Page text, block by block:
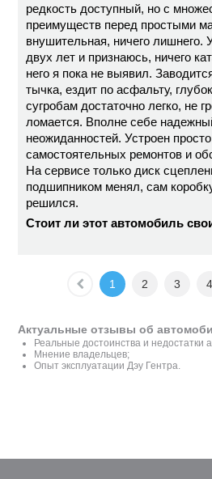
редкость доступный, но с
преимуществ перед простыми
внушительная, ничего
двух лет и признаюсь, ничего
него я пока не выявил.
тычка, ездит по асфальту,
сугробам достаточно легко, не
ломается. Вполне себе
неожиданностей. Устроен
самостоятельных ремонтов и
На сервисе только диск
подшипником менял, сам
решился.
Стоит ли этот автомобиль
1 2 3 4
Актуальные отзывы об
Реальные достоинства и недостатки
Мнение владельцев;
Опыт эксплуатации Дэу Гентра.